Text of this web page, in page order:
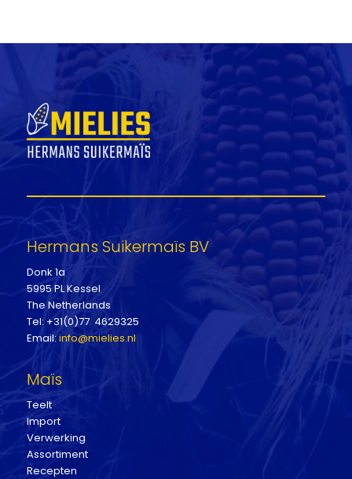
Hermans Suikermaïs BV
Donk 1a
5995 PL Kessel
The Netherlands
Tel: +31(0)77 4629325
Email: info@mielies.nl
Maïs
Teelt
Import
Verwerking
Assortiment
Recepten